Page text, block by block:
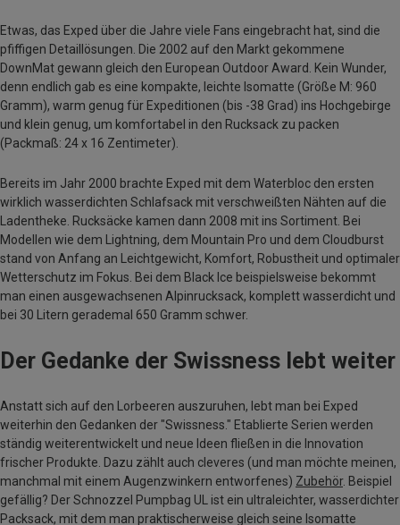
Etwas, das Exped über die Jahre viele Fans eingebracht hat, sind die
pfiffigen Detaillösungen. Die 2002 auf den Markt gekommene
DownMat gewann gleich den European Outdoor Award. Kein Wunder,
denn endlich gab es eine kompakte, leichte Isomatte (Größe M: 960
Gramm), warm genug für Expeditionen (bis -38 Grad) ins Hochgebirge
und klein genug, um komfortabel in den Rucksack zu packen
(Packmaß: 24 x 16 Zentimeter).
Bereits im Jahr 2000 brachte Exped mit dem Waterbloc den ersten
wirklich wasserdichten Schlafsack mit verschweißten Nähten auf die
Ladentheke. Rucksäcke kamen dann 2008 mit ins Sortiment. Bei
Modellen wie dem Lightning, dem Mountain Pro und dem Cloudburst
stand von Anfang an Leichtgewicht, Komfort, Robustheit und optimaler
Wetterschutz im Fokus. Bei dem Black Ice beispielsweise bekommt
man einen ausgewachsenen Alpinrucksack, komplett wasserdicht und
bei 30 Litern gerademal 650 Gramm schwer.
Der Gedanke der Swissness lebt weiter
Anstatt sich auf den Lorbeeren auszuruhen, lebt man bei Exped
weiterhin den Gedanken der "Swissness." Etablierte Serien werden
ständig weiterentwickelt und neue Ideen fließen in die Innovation
frischer Produkte. Dazu zählt auch cleveres (und man möchte meinen,
manchmal mit einem Augenzwinkern entworfenes) Zubehör. Beispiel
gefällig? Der Schnozzel Pumpbag UL ist ein ultraleichter, wasserdichter
Packsack, mit dem man praktischerweise gleich seine Isomatte